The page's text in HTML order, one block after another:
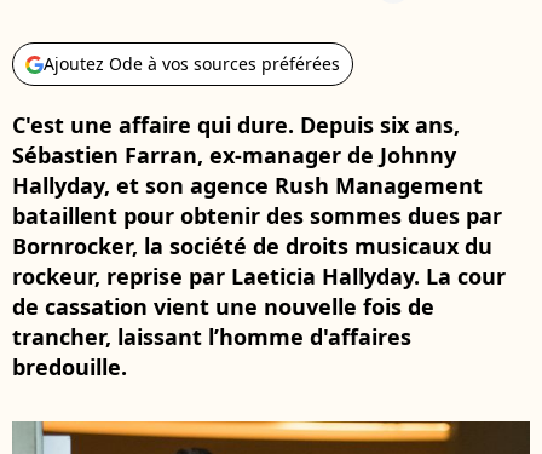
Ajoutez Ode à vos sources préférées
C'est une affaire qui dure. Depuis six ans,
Sébastien Farran, ex-manager de Johnny
Hallyday, et son agence Rush Management
bataillent pour obtenir des sommes dues par
Bornrocker, la société de droits musicaux du
rockeur, reprise par Laeticia Hallyday. La cour
de cassation vient une nouvelle fois de
trancher, laissant l’homme d'affaires
bredouille.